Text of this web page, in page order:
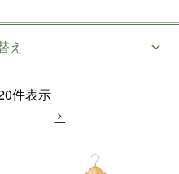
え
件表示